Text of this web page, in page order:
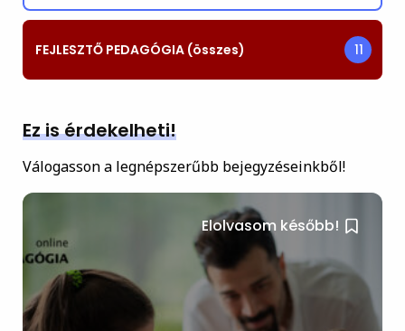
FEJLESZTŐ PEDAGÓGIA (összes) 11
Ez is érdekelheti!
Válogasson a legnépszerűbb bejegyzéseinkből!
Elolvasom később!